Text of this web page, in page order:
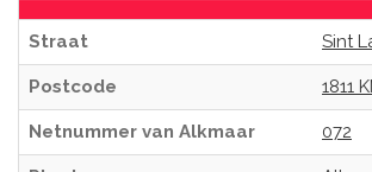
Straat Sint
Postcode 1811
Netnummer van Alkmaar 072